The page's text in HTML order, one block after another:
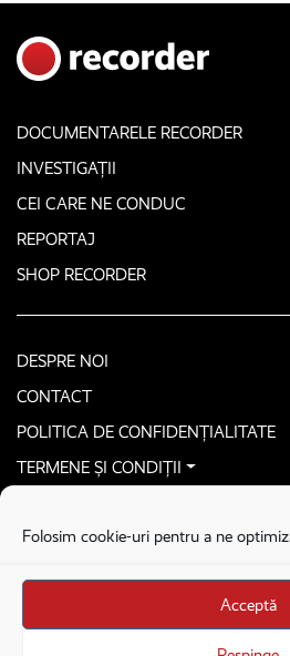
Folosim cookie-uri pentru a ne
Acceptă
DOCUMENTARELE RECORDER
INVESTIGAȚII
CEI CARE NE CONDUC
REPORTAJ
SHOP RECORDER
DESPRE NOI
CONTACT
POLITICA DE CONFIDENȚIALITATE
TERMENE ȘI CONDIȚII
Stega creative
Brandul Recorder e operat de Asociația